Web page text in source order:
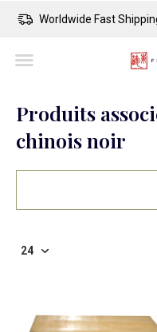
Worldwide Fast
Produits
chinois noir